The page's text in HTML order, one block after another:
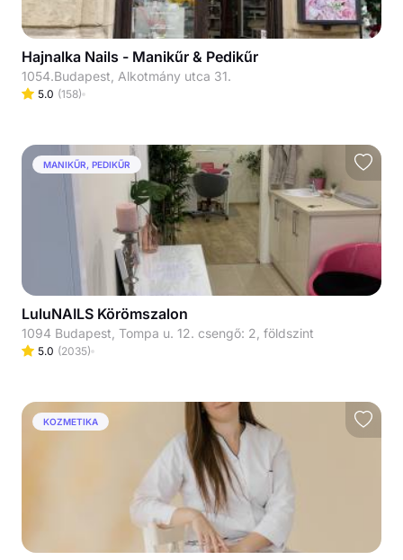
Hajnalka Nails - Manikűr & Pedikűr
1054.Budapest, Alkotmány utca 31.
5.0 (158)
MANIKŰR, PEDIKŰR
LuluNAILS Körömszalon
1094 Budapest, Tompa u. 12. csengő: 2, földszint
5.0 (2035)
KOZMETIKA